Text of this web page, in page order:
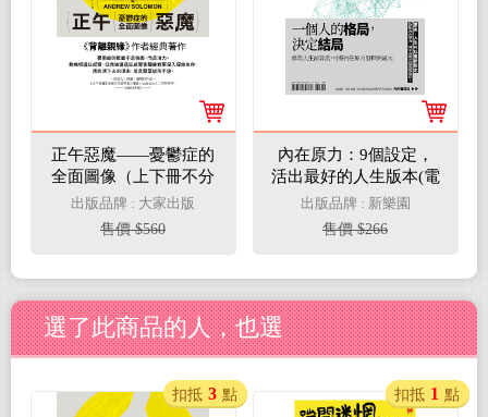
正午惡魔——憂鬱症的
全面圖像（上下冊不分
售）(電子書)
出版品牌 : 大家出版
售價 $560
內在原力：9個設定，
活出最好的人生版本(電
子書)
出版品牌 : 新樂園
售價 $266
選了此商品的人，也選
扣抵 3 點 扣抵 1 點